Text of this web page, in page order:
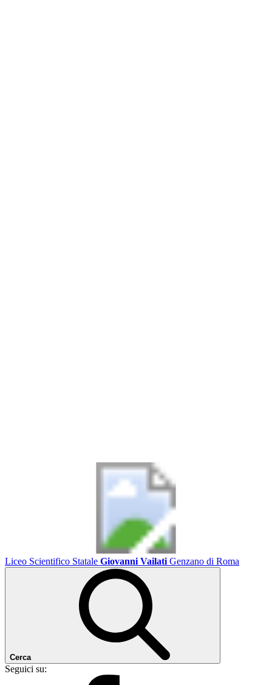
Liceo Scientifico Statale Giovanni Vailati Genzano di Roma
Cerca
Seguici su: